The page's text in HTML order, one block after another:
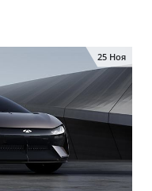
25 Ноя